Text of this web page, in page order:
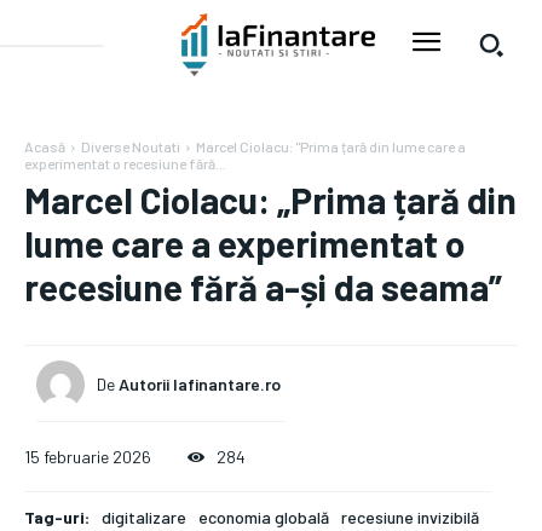
Acasă Diverse Noutati
Marcel Ciolacu: "Prima țară din lume care a
experimentat o recesiune fără...
Marcel Ciolacu: „Prima țară din
lume care a experimentat o
recesiune fără a-și da seama”
DeAutorii Iafinantare.ro
15 februarie 2026 284
Tag-uri: digitalizare economia globală recesiune invizibilă